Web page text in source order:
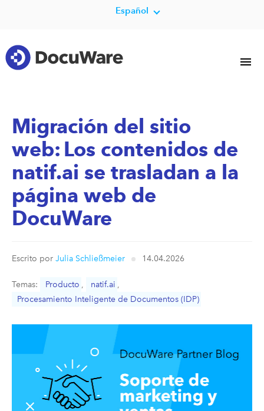
Español
Migración del sitio
web: Los contenidos de
natif.ai se trasladan a la
página web de
DocuWare
Escrito por Julia Schließmeier 14.04.2026
Temas: Producto , natif.ai ,
Procesamiento Inteligente de Documentos (IDP)